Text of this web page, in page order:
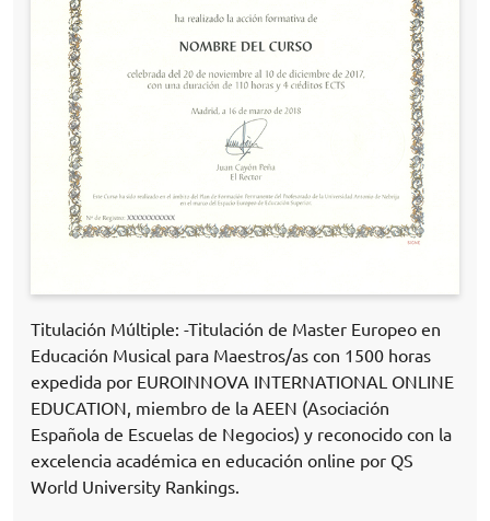
Titulación Múltiple: -Titulación de Master Europeo en
Educación Musical para Maestros/as con 1500 horas
expedida por EUROINNOVA INTERNATIONAL ONLINE
EDUCATION, miembro de la AEEN (Asociación
Española de Escuelas de Negocios) y reconocido con la
excelencia académica en educación online por QS
World University Rankings.